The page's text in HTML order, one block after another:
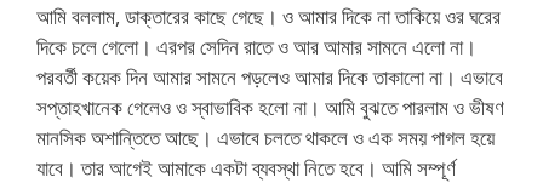
আমি বললাম, ডাক্তারের কাছে গেছে। ও আমার দিকে না তাকিয়ে ওর ঘরের
দিকে চলে গেলো। এরপর সেদিন রাতে ও আর আমার সামনে এলো না।
পরবর্তী কয়েক দিন আমার সামনে পড়লেও আমার দিকে তাকালো না। এভাবে
সপ্তাহখানেক গেলেও ও স্বাভাবিক হলো না। আমি বুঝতে পারলাম ও ভীষণ
মানসিক অশান্তিতে আছে। এভাবে চলতে থাকলে ও এক সময় পাগল হয়ে
যাবে। তার আগেই আমাকে একটা ব্যবস্থা নিতে হবে। আমি সম্পূর্ণ